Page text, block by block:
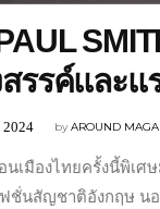
รรค์และ
byAROUND
2024
นเมืองไทยครั้งนี้พิเศ
ชั่นสัญชาติอังกฤษ นอ